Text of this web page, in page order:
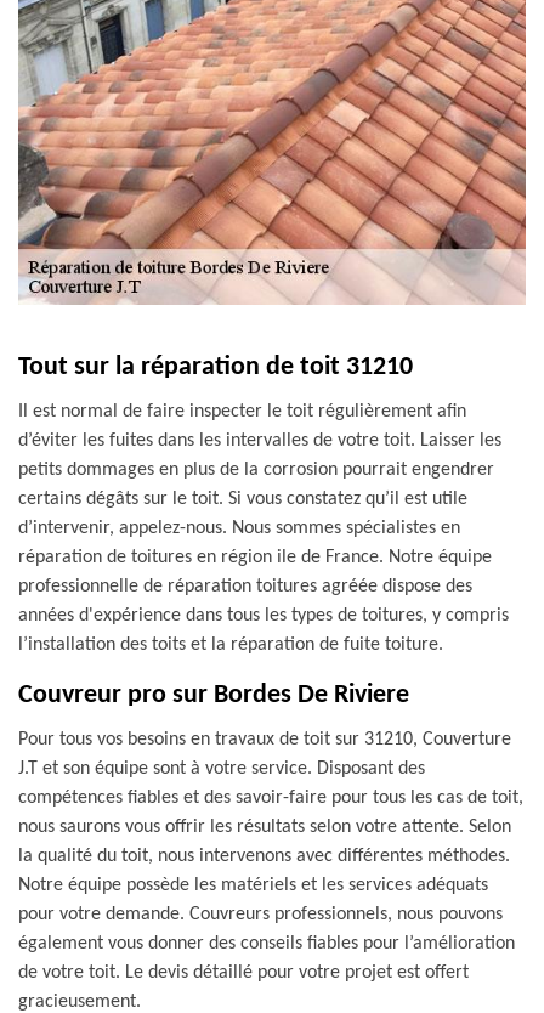
Tout sur la réparation de toit 31210
Il est normal de faire inspecter le toit régulièrement afin
d’éviter les fuites dans les intervalles de votre toit. Laisser les
petits dommages en plus de la corrosion pourrait engendrer
certains dégâts sur le toit. Si vous constatez qu’il est utile
d’intervenir, appelez-nous. Nous sommes spécialistes en
réparation de toitures en région ile de France. Notre équipe
professionnelle de réparation toitures agréée dispose des
années d'expérience dans tous les types de toitures, y compris
l’installation des toits et la réparation de fuite toiture.
Couvreur pro sur Bordes De Riviere
Pour tous vos besoins en travaux de toit sur 31210, Couverture
J.T et son équipe sont à votre service. Disposant des
compétences fiables et des savoir-faire pour tous les cas de toit,
nous saurons vous offrir les résultats selon votre attente. Selon
la qualité du toit, nous intervenons avec différentes méthodes.
Notre équipe possède les matériels et les services adéquats
pour votre demande. Couvreurs professionnels, nous pouvons
également vous donner des conseils fiables pour l’amélioration
de votre toit. Le devis détaillé pour votre projet est offert
gracieusement.